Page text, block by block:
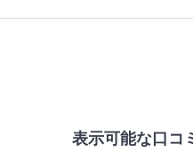
表示可能な口コ